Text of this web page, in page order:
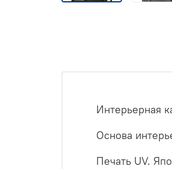
Интерьерная
Основа
Печать UV.